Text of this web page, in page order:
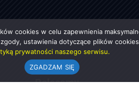
Polecamy
cookies w celu zapewnienia
ustawienia dotyczące plików
prywatności naszego serwisu.
ZGADZAM SIĘ